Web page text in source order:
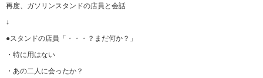
再度、ガソリンスタンドの店員と会話
↓
●スタンドの店員「・・・？まだ何か？」
・特に用はない
・あの二人に会ったか？